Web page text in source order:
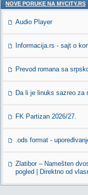
NOVE PORUKE NA MYCITY.RS
Audio Player
Informacija.rs - sajt o
Prevod romana sa
Da li je linuks sazreo za
FK Partizan 2026/27.
.ods format -
Zlatibor – Namešten
pogled | Direktno od